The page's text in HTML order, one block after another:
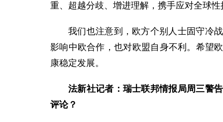
重、超越分歧、增进理解，携手应对全球
我们也注意到，欧方个别人士固守冷
影响中欧合作，也对欧盟自身不利。希望
康稳定发展。
法新社记者：瑞士联邦情报局周三警
评论？